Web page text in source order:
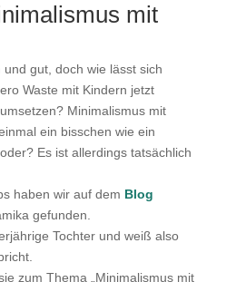
mit
gut, doch wie lässt sich
Waste mit Kindern jetzt
Minimalismus mit
ein bisschen wie ein
Es ist allerdings tatsächlich
haben wir auf dem Blog
gefunden.
Tochter und weiß also
zum Thema „Minimalismus mit